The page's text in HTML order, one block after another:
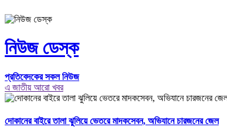
নিউজ ডেস্ক
প্রতিবেদকের সকল নিউজ
এ জাতীয় আরো খবর
দোকানের বাইরে তালা ঝুলিয়ে ভেতরে মাদকসেবন, অভিযানে চারজনের জেল